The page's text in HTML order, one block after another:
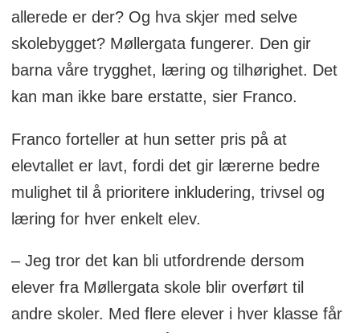
allerede er der? Og hva skjer med selve
skolebygget? Møllergata fungerer. Den gir
barna våre trygghet, læring og tilhørighet. Det
kan man ikke bare erstatte, sier Franco.
Franco forteller at hun setter pris på at
elevtallet er lavt, fordi det gir lærerne bedre
mulighet til å prioritere inkludering, trivsel og
læring for hver enkelt elev.
– Jeg tror det kan bli utfordrende dersom
elever fra Møllergata skole blir overført til
andre skoler. Med flere elever i hver klasse får